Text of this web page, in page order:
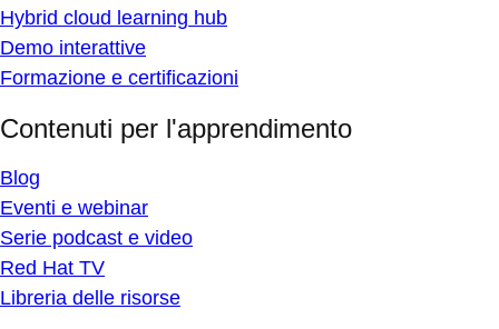
Hybrid cloud learning hub
Demo interattive
Formazione e certificazioni
Contenuti per l'apprendimento
Blog
Eventi e webinar
Serie podcast e video
Red Hat TV
Libreria delle risorse